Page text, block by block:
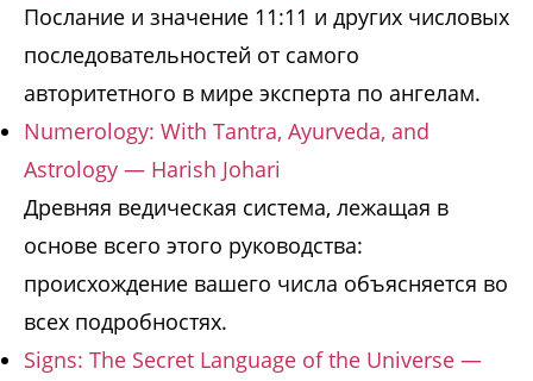
Послание и значение 11:11 и других числовых
последовательностей от самого
авторитетного в мире эксперта по ангелам.
Numerology: With Tantra, Ayurveda, and
Astrology — Harish Johari
Древняя ведическая система, лежащая в
основе всего этого руководства:
происхождение вашего числа объясняется во
всех подробностях.
Signs: The Secret Language of the Universe —